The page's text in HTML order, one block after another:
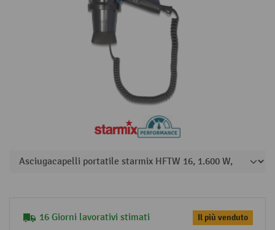
16 Giorni lavorativi stimati Il più venduto